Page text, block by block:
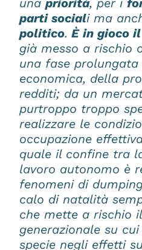
parti sociali ma
politico. È in gioco
già messo a rischio
una fase
economica, della
redditi; da un
purtroppo troppo
realizzare le
occupazione
quale il confine tra
lavoro autonomo è
fenomeni di
calo di natalità
che mette a rischio
generazionale su
specie negli effetti